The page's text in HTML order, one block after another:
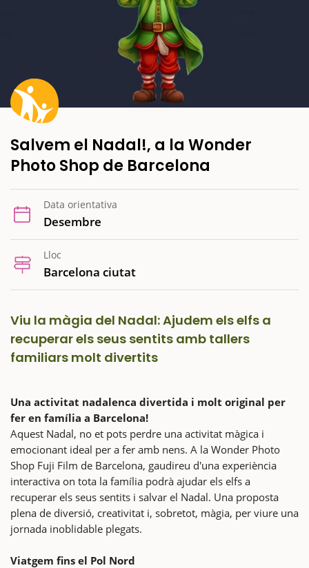
Salvem el Nadal!, a la Wonder
Photo Shop de Barcelona
Data orientativa
Desembre
Lloc
Barcelona ciutat
Viu la màgia del Nadal: Ajudem els elfs a
recuperar els seus sentits amb tallers
familiars molt divertits
Una activitat nadalenca divertida i molt original per
fer en família a Barcelona!
Aquest Nadal, no et pots perdre una activitat màgica i
emocionant ideal per a fer amb nens. A la Wonder Photo
Shop Fuji Film de Barcelona, gaudireu d'una experiència
interactiva on tota la família podrà ajudar els elfs a
recuperar els seus sentits i salvar el Nadal. Una proposta
plena de diversió, creativitat i, sobretot, màgia, per viure una
jornada inoblidable plegats.
Viatgem fins el Pol Nord